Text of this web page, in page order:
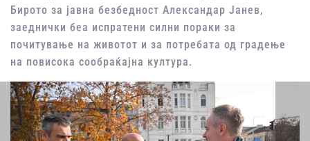
Бирото за јавна безбедност Александар Јанев,
заеднички беа испратени силни пораки за
почитување на животот и за потребата од градење
на повисока сообраќајна култура.